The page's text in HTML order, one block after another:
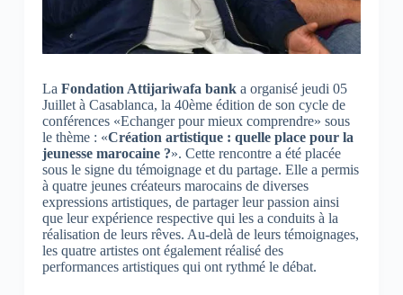
La Fondation Attijariwafa banka organisé jeudi 05
Juillet à Casablanca, la 40ème édition de son cycle de
conférences «Echanger pour mieux comprendre» sous
le thème : «Création artistique : quelle place pour la
jeunesse marocaine ?». Cette rencontre a été placée
sous le signe du témoignage et du partage. Elle a permis
à quatre jeunes créateurs marocains de diverses
expressions artistiques, de partager leur passion ainsi
que leur expérience respective qui les a conduits à la
réalisation de leurs rêves. Au-delà de leurs témoignages,
les quatre artistes ont également réalisé des
performances artistiques qui ont rythmé le débat.